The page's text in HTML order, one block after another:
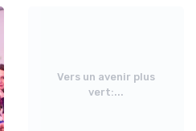
Vers un avenir plus
vert:...